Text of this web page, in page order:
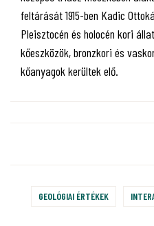
feltárását 1915-ben Kadic
Pleisztocén és holocén kori
kőeszközök, bronzkori és
kőanyagok kerültek elő.
GEOLÓGIAI ÉRTÉKEK